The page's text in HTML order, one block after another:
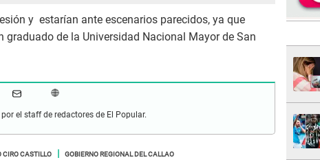
y estarían ante escenarios parecidos, ya que
graduado de la Universidad Nacional Mayor de San
el staff de redactores de El Popular.
CIRO CASTILLO GOBIERNO REGIONAL DEL CALLAO